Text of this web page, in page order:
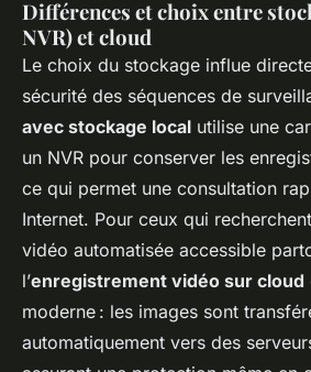
Différences et choix entre
NVR) et cloud
Le choix du stockage influe
sécurité des séquences de
avec stockage local utilise une
un NVR pour conserver les
ce qui permet une consultation
Internet. Pour ceux qui
vidéo automatisée accessible
l’enregistrement vidéo sur cloud
moderne : les images sont
automatiquement vers des